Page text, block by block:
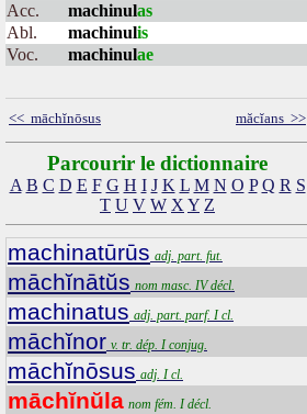
Acc.
machinulas
Abl.
machinulis
Voc.
machinulae
<< māchĭnōsus măcĭans >>
Parcourir le dictionnaire
A B C D E F G H I J K L M N O P Q R S
T U V W X Y Z
machinatūrūs adj. part. fut.
māchĭnātŭs nom masc. IV décl.
machinatus adj. part. parf. I cl.
māchĭnor v. tr. dép. I conjug.
māchĭnōsus adj. I cl.
māchĭnŭla nom fém. I décl.